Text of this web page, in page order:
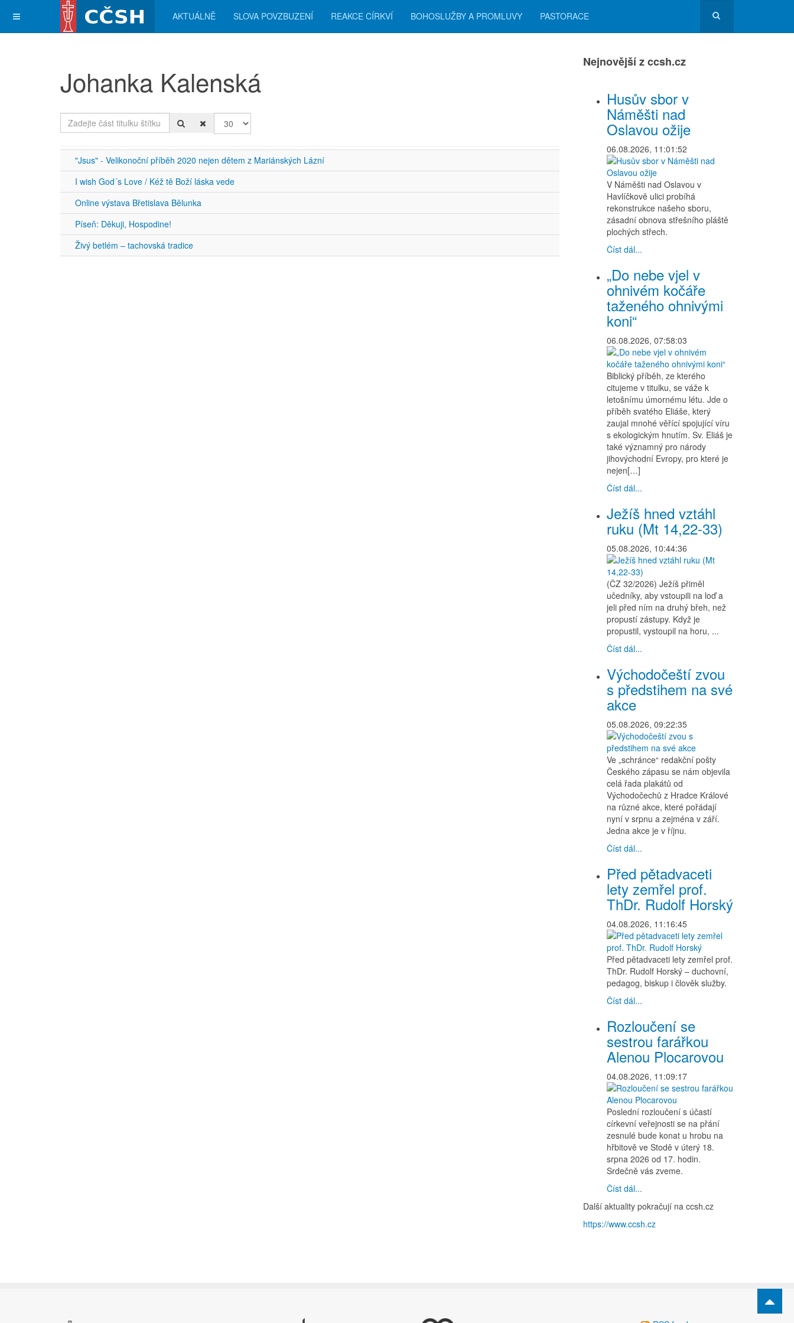
AKTUÁLNĚ SLOVA POVZBUZENÍ REAKCE CÍRKVÍ BOHOSLUŽBY A PROMLUVY PASTORACE
Johanka Kalenská
Zadejte část titulku štítku Počet zobrazení
"Jsus" - Velikonoční příběh 2020 nejen dětem z Mariánských Lázní
I wish God´s Love / Kéž tě Boží láska vede
Online výstava Břetislava Bělunka
Píseň: Děkuji, Hospodine!
Živý betlém – tachovská tradice
Nejnovější z ccsh.cz
Husův sbor v
Náměšti nad
Oslavou ožije
06.08.2026, 11:01:52
V Náměšti nad Oslavou v
Havlíčkově ulici probíhá
rekonstrukce našeho sboru,
zásadní obnova střešního pláště
plochých střech.
Číst dál...
„Do nebe vjel v
ohnivém kočáře
taženého ohnivými
koni“
06.08.2026, 07:58:03
Biblický příběh, ze kterého
citujeme v titulku, se váže k
letošnímu úmornému létu. Jde o
příběh svatého Eliáše, který
zaujal mnohé věřící spojující víru
s ekologickým hnutím. Sv. Eliáš je
také významný pro národy
jihovýchodní Evropy, pro které je
nejen[…]
Číst dál...
Ježíš hned vztáhl
ruku (Mt 14,22-33)
05.08.2026, 10:44:36
(ČZ 32/2026) Ježíš přiměl
učedníky, aby vstoupili na loď a
jeli před ním na druhý břeh, než
propustí zástupy. Když je
propustil, vystoupil na horu, ...
Číst dál...
Východočeští zvou
s předstihem na své
akce
05.08.2026, 09:22:35
Ve „schránce“ redakční pošty
Českého zápasu se nám objevila
celá řada plakátů od
Východočechů z Hradce Králové
na různé akce, které pořádají
nyní v srpnu a zejména v září.
Jedna akce je v říjnu.
Číst dál...
Před pětadvaceti
lety zemřel prof.
ThDr. Rudolf Horský
04.08.2026, 11:16:45
Před pětadvaceti lety zemřel prof.
ThDr. Rudolf Horský – duchovní,
pedagog, biskup i člověk služby.
Číst dál...
Rozloučení se
sestrou farářkou
Alenou Plocarovou
04.08.2026, 11:09:17
Poslední rozloučení s účastí
církevní veřejnosti se na přání
zesnulé bude konat u hrobu na
hřbitově ve Stodě v úterý 18.
srpna 2026 od 17. hodin.
Srdečně vás zveme.
Číst dál...
Další aktuality pokračují na ccsh.cz
https://www.ccsh.cz